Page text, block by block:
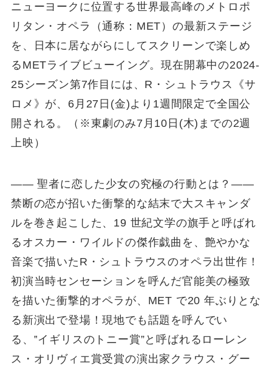
ニューヨークに位置する世界最高峰のメトロポ
リタン・オペラ（通称：MET）の最新ステージ
を、日本に居ながらにしてスクリーンで楽しめ
るMETライブビューイング。現在開幕中の2024-
25シーズン第7作目には、R・シュトラウス《サ
ロメ》が、6月27日(金)より1週間限定で全国公
開される。（※東劇のみ7月10日(木)までの2週
上映）
―― 聖者に恋した少女の究極の行動とは？――
禁断の恋が招いた衝撃的な結末で大スキャンダ
ルを巻き起こした、19 世紀文学の旗手と呼ばれ
るオスカー・ワイルドの傑作戯曲を、艶やかな
音楽で描いたR・シュトラウスのオペラ出世作！
初演当時センセーションを呼んだ官能美の極致
を描いた衝撃的オペラが、MET で20 年ぶりとな
る新演出で登場！現地でも話題を呼んでい
る、‟イギリスのトニー賞”と呼ばれるローレン
ス・オリヴィエ賞受賞の演出家クラウス・グー